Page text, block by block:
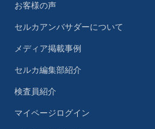
お客様の声
セルカアンバサダーについて
メディア掲載事例
セルカ編集部紹介
検査員紹介
マイページログイン